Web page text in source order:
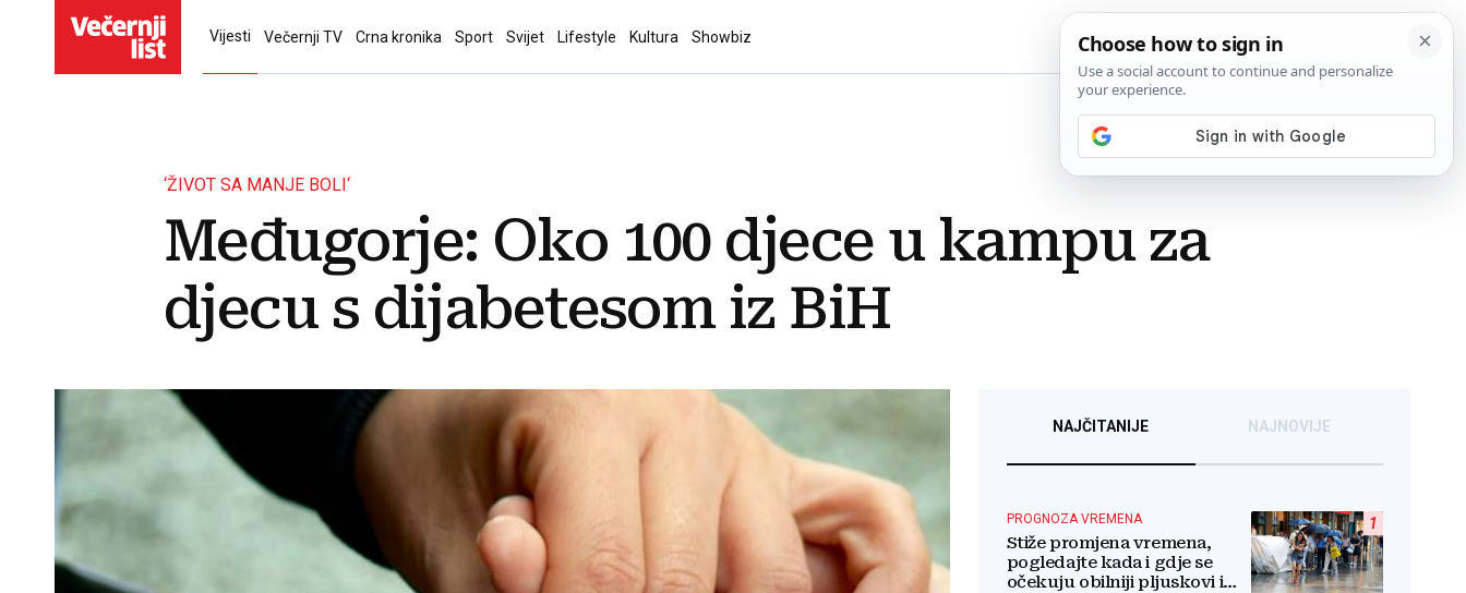
Vijesti Večernji TV Crna kronika Sport Svijet Lifestyle Kultura Showbiz
‘ŽIVOT SA MANJE BOLI‘
Međugorje: Oko 100 djece u kampu za
djecu s dijabetesom iz BiH
NAJČITANIJE NAJNOVIJE
1
PROGNOZA VREMENA
Stiže promjena vremena,
pogledajte kada i gdje se
očekuju obilniji pljuskovi i